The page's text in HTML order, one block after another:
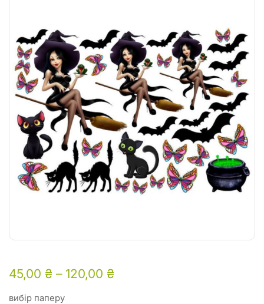
45,00 ₴ – 120,00 ₴
вибір паперу